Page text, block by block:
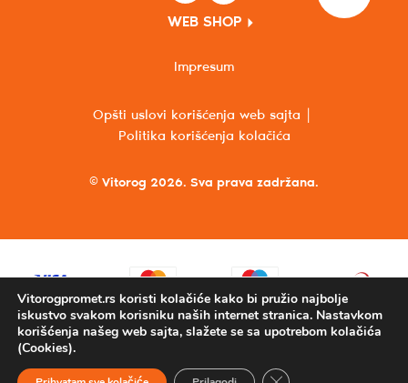
WEB SHOP
© Vitorog 2026. Sva prava zadržana.
Opšti uslovi korišćenja web sajta
Politika korišćenja kolačića
Impresum
Vitorogpromet.rs koristi kolačiće kako bi pružio najbolje
iskustvo svakom korisniku naših internet stranica. Nastavkom
korišćenja našeg web sajta, slažete se sa upotrebom kolačića
(Cookies).
Close GDPR Cookie